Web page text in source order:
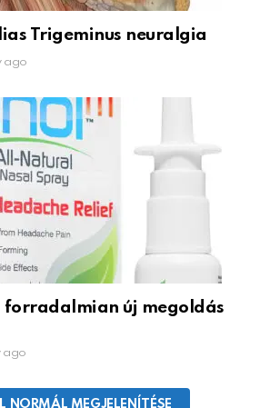
Trigeminus neuralgia
ago
forradalmian új megoldás
ago
NORMÁL MEGJELENÍTÉSE